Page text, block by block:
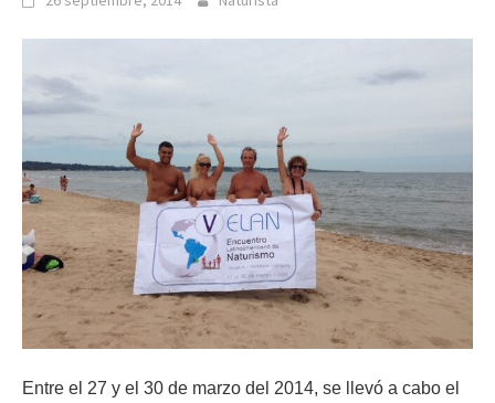
Entre el 27 y el 30 de marzo del 2014, se llevó a cabo el